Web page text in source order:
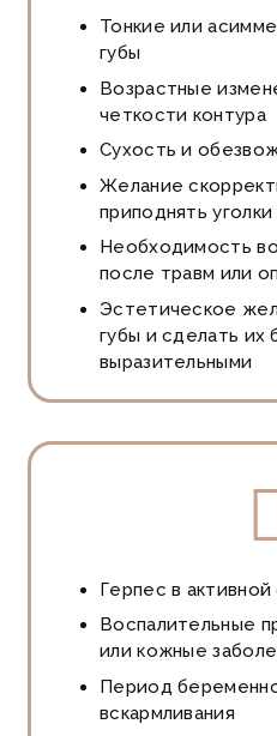
Тонкие или
губы
Возрастные
четкости контура
Сухость и
Желание
приподнять уголки
Необходимость
после травм или
Эстетическое
губы и сделать их
выразительными
Герпес в активной
Воспалительные
или кожные
Период
вскармливания